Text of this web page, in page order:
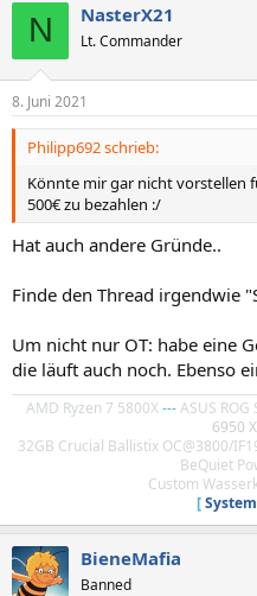
e
n
N NasterX21
Lt. Commander
8. Juni 2021
Philipp692 schrieb:
Könnte mir gar nicht vorstellen
500€ zu bezahlen :/
Hat auch andere Gründe..
Finde den Thread irgendwie
Um nicht nur OT: habe eine
die läuft auch noch. Ebenso
AMD Ryzen 7 5800X --- ASUS
6950
32GB Crucial Ballistix OC@3800/
BeQuiet
Custom
[
BieneMafia
Banned